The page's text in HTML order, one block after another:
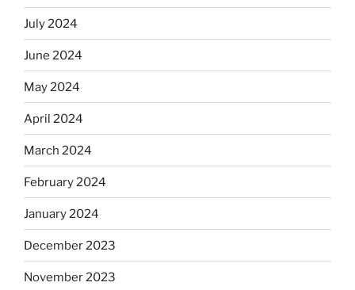
July 2024
June 2024
May 2024
April 2024
March 2024
February 2024
January 2024
December 2023
November 2023